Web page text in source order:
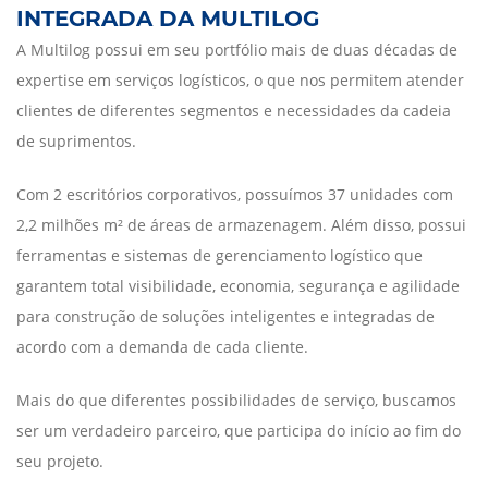
INTEGRADA DA MULTILOG
A Multilog possui em seu portfólio mais de duas décadas de
expertise em serviços logísticos, o que nos permitem atender
clientes de diferentes segmentos e necessidades da cadeia
de suprimentos.
Com 2 escritórios corporativos, possuímos 37 unidades com
2,2 milhões m² de áreas de armazenagem. Além disso, possui
ferramentas e sistemas de gerenciamento logístico que
garantem total visibilidade, economia, segurança e agilidade
para construção de soluções inteligentes e integradas de
acordo com a demanda de cada cliente.
Mais do que diferentes possibilidades de serviço, buscamos
ser um verdadeiro parceiro, que participa do início ao fim do
seu projeto.